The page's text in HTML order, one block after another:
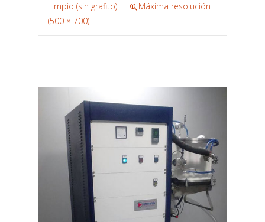
Limpio (sin grafito)
Máxima resolución
(500 × 700)